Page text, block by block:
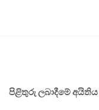
පිළිතුරු ලබාදීමේ අයිතිය